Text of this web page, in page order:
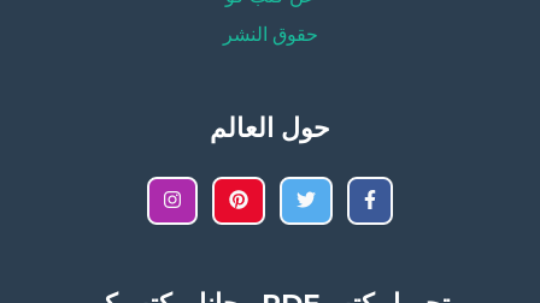
حقوق النشر
حول العالم